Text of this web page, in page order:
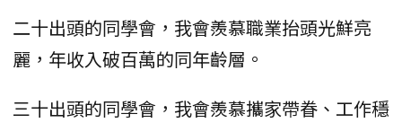
二十出頭的同學會，我會羨慕職業抬頭光鮮亮
麗，年收入破百萬的同年齡層。
三十出頭的同學會，我會羨慕攜家帶眷、工作穩